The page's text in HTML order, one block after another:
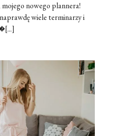
mojego nowego plannera!
wiele terminarzy i